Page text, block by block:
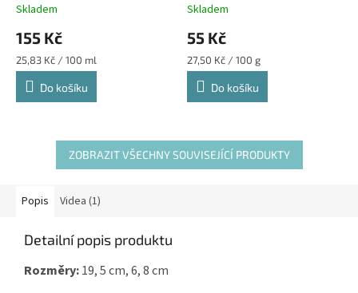
Skladem
155 Kč
Měrná
cena:
25,83 Kč / 100 ml
Do košíku
Skladem
55 Kč
Měrná
cena:
27,50 Kč / 100 g
Do košíku
ZOBRAZIT VŠECHNY SOUVISEJÍCÍ PRODUKTY
Popis Videa (1)
Detailní popis produktu
Rozměry:19, 5 cm, 6, 8 cm